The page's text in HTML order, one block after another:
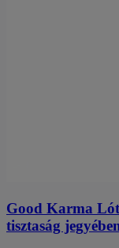
Good Karma
tisztaság